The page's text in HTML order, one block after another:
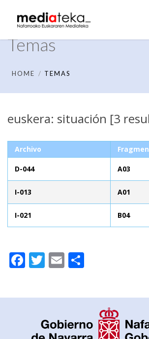
Temas
HOME TEMAS
euskera: situación [3
Archivo
D-044 A03
I-013 A01
I-021 B04
Facebook
Twitter
Email